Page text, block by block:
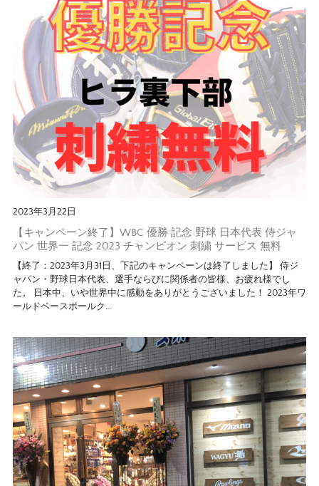
2023年3月22日
【キャンペーン終了】WBC 優勝 記念 野球 日本代表 侍ジャ
パン 世界一 記念 2023 チャンピオン 刺繍 サービス 無料
【終了：2023年3月31日、下記のキャンペーンは終了しました】 侍ジ
ャパン・野球日本代表、選手ならびに関係者の皆様、お疲れ様でし
た。 日本中、いや世界中に感動をありがとうございました！ 2023年ワ
ールドベースボールク…